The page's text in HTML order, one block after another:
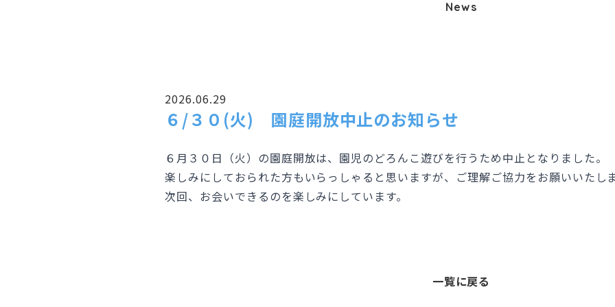
News
2026.06.29
６/３０(火) 園庭開放中止のお知らせ
６月３０日（火）の園庭開放は、園児のどろんこ遊びを行うため中止となりました。
楽しみにしておられた方もいらっしゃると思いますが、ご理解ご協力をお願いいたし
次回、お会いできるのを楽しみにしています。
一覧に戻る